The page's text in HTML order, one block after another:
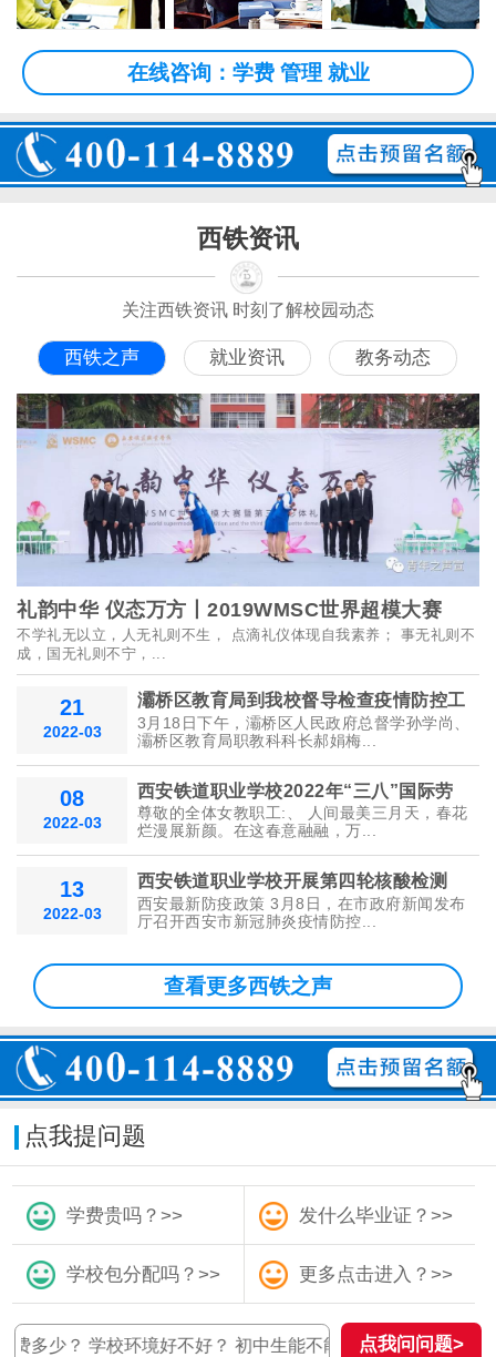
在线咨询：学费 管理 就业
西铁资讯
关注西铁资讯 时刻了解校园动态
西铁之声 就业资讯 教务动态
礼韵中华 仪态万方丨2019WMSC世界超模大赛
不学礼无以立，人无礼则不生， 点滴礼仪体现自我素养； 事无礼则不
成，国无礼则不宁，...
21
2022-03
灞桥区教育局到我校督导检查疫情防控工
3月18日下午，灞桥区人民政府总督学孙学尚、
灞桥区教育局职教科科长郝娟梅...
08
2022-03
西安铁道职业学校2022年“三八”国际劳
尊敬的全体女教职工:、 人间最美三月天，春花
烂漫展新颜。在这春意融融，万...
13
2022-03
西安铁道职业学校开展第四轮核酸检测
西安最新防疫政策 3月8日，在市政府新闻发布
厅召开西安市新冠肺炎疫情防控...
查看更多西铁之声
点我提问题
学费贵吗？>> 发什么毕业证？>>
学校包分配吗？>> 更多点击进入？>>
少？ 学校环境好不好？ 初中生能不能上？ 学校是公办还是
点我问问题>